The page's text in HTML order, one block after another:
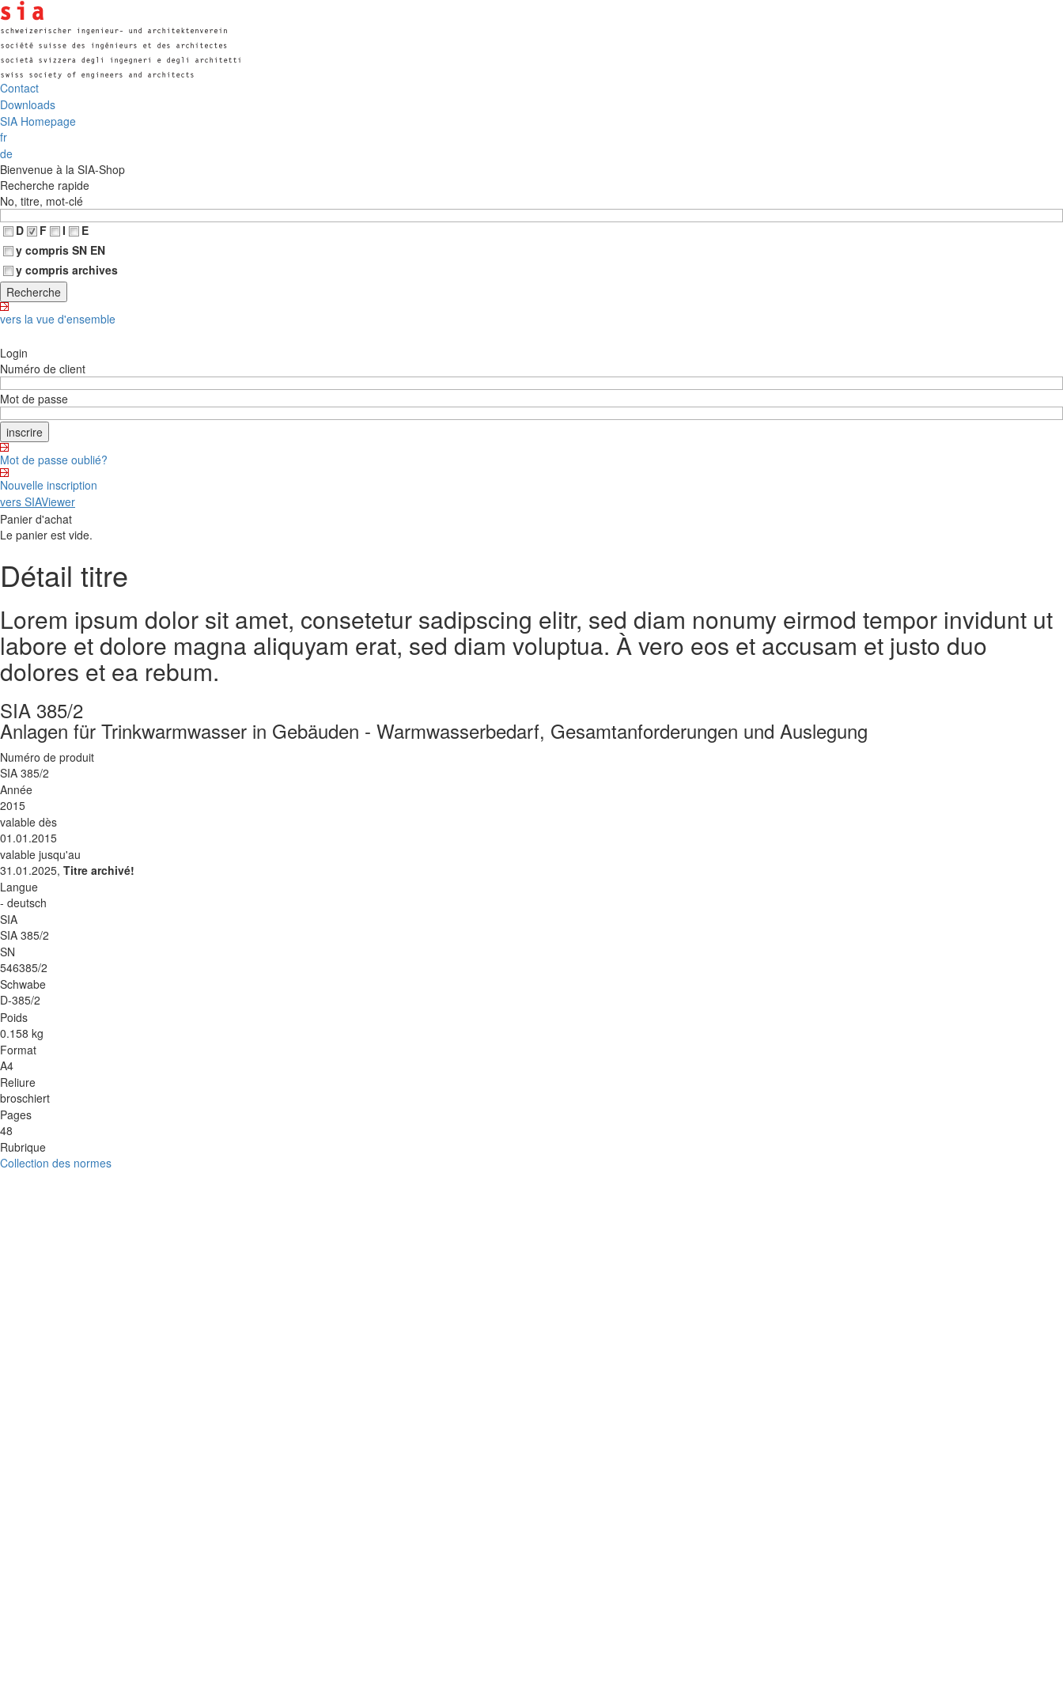
Contact
Downloads
SIA Homepage
fr
de
Bienvenue à la SIA-Shop
Recherche rapide
No, titre, mot-clé
D
F I
E
y compris SN EN
y compris archives
vers la vue d'ensemble
Login
Numéro de client
Mot de passe
Mot de passe oublié?
Nouvelle inscription
vers SIAViewer
Panier d'achat
Le panier est vide.
Détail titre
Lorem ipsum dolor sit amet, consetetur sadipscing elitr, sed diam nonumy eirmod tempor invidunt ut
labore et dolore magna aliquyam erat, sed diam voluptua. À vero eos et accusam et justo duo
dolores et ea rebum.
SIA 385/2
Anlagen für Trinkwarmwasser in Gebäuden - Warmwasserbedarf, Gesamtanforderungen und Auslegung
Numéro de produit
SIA 385/2
Année
2015
valable dès
01.01.2015
valable jusqu'au
31.01.2025, Titre archivé!
Langue
- deutsch
SIA
SIA 385/2
SN
546385/2
Schwabe
D-385/2
Poids
0.158 kg
Format
A4
Reliure
broschiert
Pages
48
Rubrique
Collection des normes